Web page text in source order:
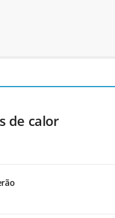
de calor